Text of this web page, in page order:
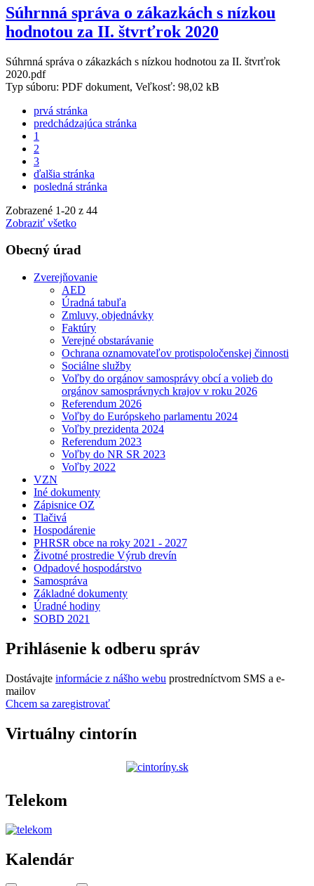
Súhrnná správa o zákazkách s nízkou
hodnotou za II. štvrťrok 2020
Súhrnná správa o zákazkách s nízkou hodnotou za II. štvrťrok
2020.pdf
Typ súboru: PDF dokument, Veľkosť: 98,02 kB
prvá stránka
predchádzajúca stránka
1
2
3
ďalšia stránka
posledná stránka
Zobrazené 1-20 z 44
Zobraziť všetko
Obecný úrad
Zverejňovanie
AED
Úradná tabuľa
Zmluvy, objednávky
Faktúry
Verejné obstarávanie
Ochrana oznamovateľov protispoločenskej činnosti
Sociálne služby
Voľby do orgánov samosprávy obcí a volieb do
orgánov samosprávnych krajov v roku 2026
Referendum 2026
Voľby do Európskeho parlamentu 2024
Voľby prezidenta 2024
Referendum 2023
Voľby do NR SR 2023
Voľby 2022
VZN
Iné dokumenty
Zápisnice OZ
Tlačivá
Hospodárenie
PHRSR obce na roky 2021 - 2027
Životné prostredie Výrub drevín
Odpadové hospodárstvo
Samospráva
Základné dokumenty
Úradné hodiny
SOBD 2021
Prihlásenie k odberu správ
Dostávajte informácie z nášho webu prostredníctvom SMS a e-
mailov
Chcem sa zaregistrovať
Virtuálny cintorín
Telekom
Kalendár